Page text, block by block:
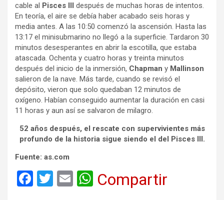
cable al Pisces III después de muchas horas de intentos.
En teoría, el aire se debía haber acabado seis horas y
media antes. A las 10:50 comenzó la ascensión. Hasta las
13:17 el minisubmarino no llegó a la superficie. Tardaron 30
minutos desesperantes en abrir la escotilla, que estaba
atascada. Ochenta y cuatro horas y treinta minutos
después del inicio de la inmersión, Chapman y Mallinson
salieron de la nave. Más tarde, cuando se revisó el
depósito, vieron que solo quedaban 12 minutos de
oxígeno. Habían conseguido aumentar la duración en casi
11 horas y aun así se salvaron de milagro.
52 años después, el rescate con supervivientes más
profundo de la historia sigue siendo el del Pisces III.
Fuente: as.com
F
T
E
W
Compartir